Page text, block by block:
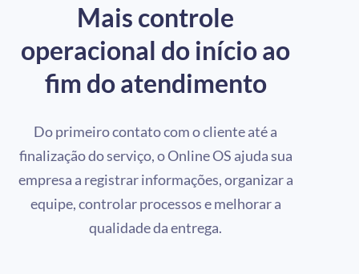
Mais controle
operacional do início ao
fim do atendimento
Do primeiro contato com o cliente até a
finalização do serviço, o Online OS ajuda sua
empresa a registrar informações, organizar a
equipe, controlar processos e melhorar a
qualidade da entrega.